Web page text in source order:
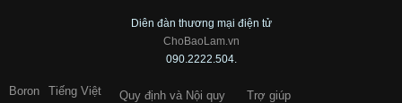
Diên đàn thương mại điện tử
ChoBaoLam.vn
090.2222.504.
Boron Tiếng Việt Quy định và Nội quy Trợ giúp